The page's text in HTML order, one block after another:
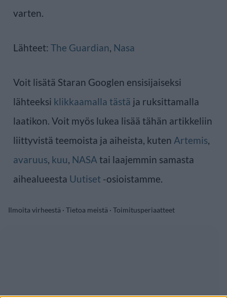
varten.
Lähteet: The Guardian, Nasa
Voit lisätä Staran Googlen ensisijaiseksi
lähteeksi klikkaamalla tästä ja ruksittamalla
laatikon. Voit myös lukea lisää tähän artikkeliin
liittyvistä teemoista ja aiheista, kuten Artemis,
avaruus, kuu, NASA tai laajemmin samasta
aihealueesta Uutiset -osioistamme.
Ilmoita virheestä · Tietoa meistä · Toimitusperiaatteet